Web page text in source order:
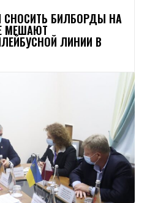
СНОСИТЬ БИЛБОРДЫ НА
МЕШАЮТ
ЛИНИИ В